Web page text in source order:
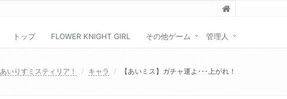
トップ FLOWER KNIGHT GIRL その他ゲーム 管理人
あいりすミスティリア！ キャラ 【あいミス】ガチャ運よ･･･上がれ！